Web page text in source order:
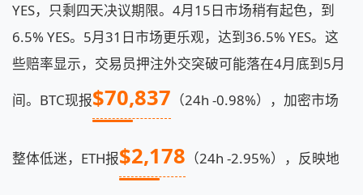
YES，只剩四天决议期限。4月15日市场稍有起色，到
6.5% YES。5月31日市场更乐观，达到36.5% YES。这
些赔率显示，交易员押注外交突破可能落在4月底到5月
间。BTC现报$70,837 （24h -0.98%），加密市场
整体低迷，ETH报$2,178 （24h -2.95%），反映地